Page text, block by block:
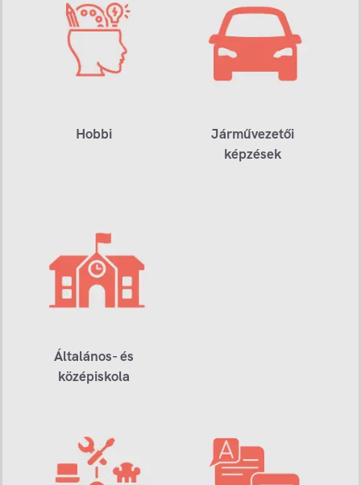
Hobbi
Járművezetői
képzések
Általános- és
középiskola